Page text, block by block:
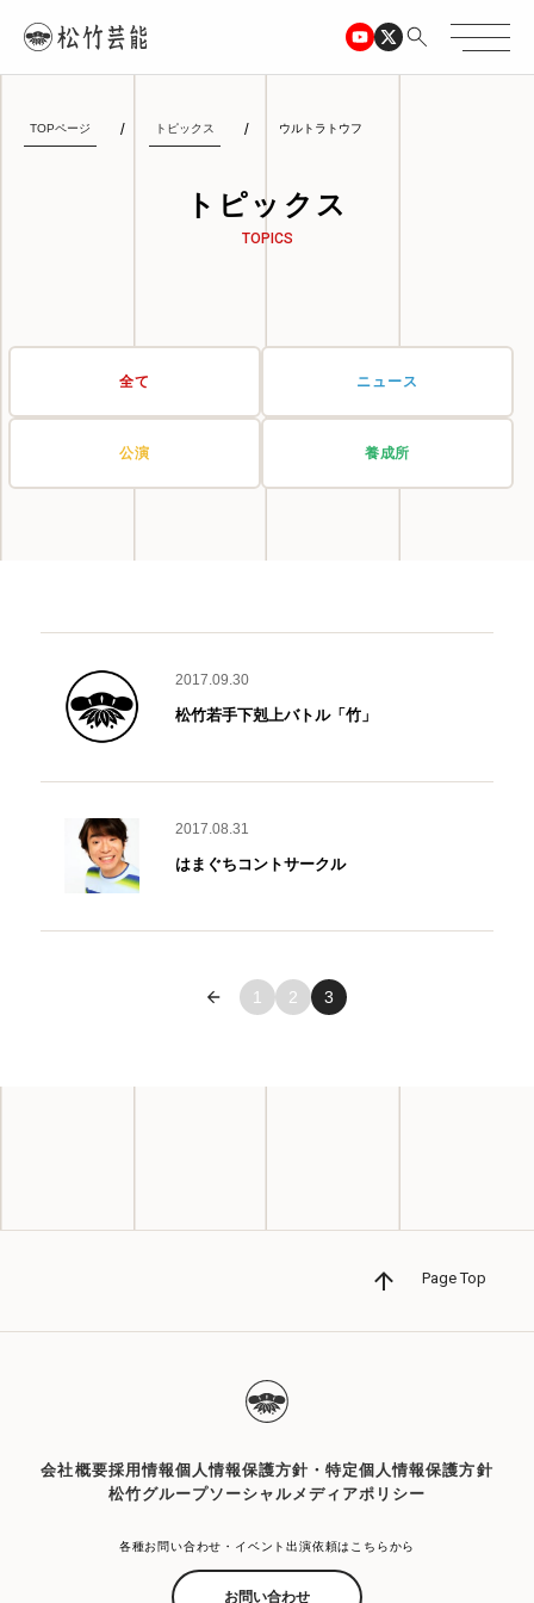
TOPページ トピックス ウルトラトウフ
トピックス
TOPICS
全て ニュース
公演 養成所
2017.09.30
松竹若手下剋上バトル「竹」
2017.08.31
はまぐちコントサークル
« 前へ 1 2 3
Page Top
会社概要採用情報個人情報保護方針・特定個人情報保護方針
松竹グループソーシャルメディアポリシー
各種お問い合わせ・イベント出演依頼はこちらから
お問い合わせ